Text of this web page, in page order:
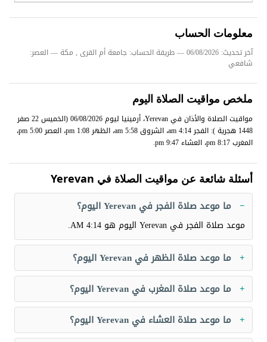
معلومات الحساب
آخر تحديث: 06/08/2026
— طريقة الحساب: جامعة أم القرى , مكة — العصر:
شافعي
ملخص مواقيت الصلاة اليوم
مواقيت الصلاة والأذان في Yerevan، أرمينيا ليوم 06/08/2026 (الخميس 22 صفر
1448 هجرية ): الفجر 4:14 am، الشروق 5:58 am، الظهر 1:08 pm، العصر 5:00 pm،
المغرب 8:17 pm، العشاء 9:47 pm.
أسئلة شائعة عن مواقيت الصلاة في Yerevan
ما موعد صلاة الفجر في Yerevan اليوم؟
موعد صلاة الفجر في Yerevan اليوم هو 4:14 AM
.
ما موعد صلاة الظهر في Yerevan اليوم؟
ما موعد صلاة المغرب في Yerevan اليوم؟
ما موعد صلاة العشاء في Yerevan اليوم؟